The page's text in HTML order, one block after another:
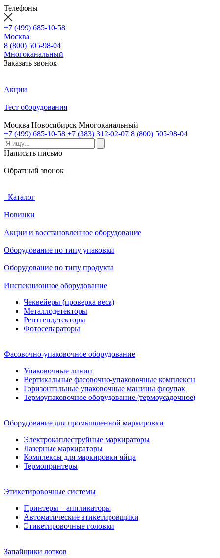
Телефоны
+7 (499) 685-10-58
Москва
8 (800) 505-98-04
Многоканальный
Заказать звонок
Акции
Тест оборудования
Москва Новосибирск Многоканальный
+7 (499) 685-10-58 +7 (383) 312-02-07 8 (800) 505-98-04
Написать письмо
Обратный звонок
Каталог
Новинки
Акции и восстановленное оборудование
Оборудование по типу упаковки
Оборудование по типу продукта
Инспекционное оборудование
Чеквейеры (проверка веса)
Металлодетекторы
Рентгендетекторы
Фотосепараторы
Фасовочно-упаковочное оборудование
Упаковочные линии
Вертикальные фасовочно-упаковочные комплексы
Горизонтальные упаковочные машины флоупак
Термоупаковочное оборудование (термоусадочное)
Оборудование для промышленной маркировки
Электрокаплеструйные маркираторы
Лазерные маркираторы
Комплексы для маркировки яйца
Термопринтеры
Этикетировочные системы
Принтеры – аппликаторы
Автоматические этикетировщики
Этикетировочные головки
Запайщики лотков